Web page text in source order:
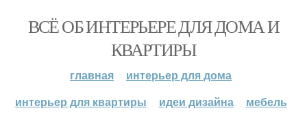
ВСЁ ОБ ИНТЕРЬЕРЕ ДЛЯ ДОМА И
КВАРТИРЫ
главная
интерьер для дома
интерьер для квартиры
идеи дизайна мебель